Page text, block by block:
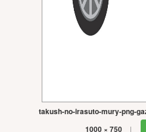
takush-no-irasuto-mury-png-
1000 × 750 |